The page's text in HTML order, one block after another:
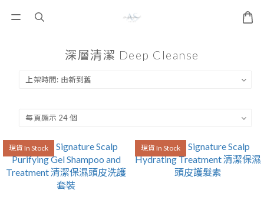
深層清潔 Deep Cleanse
現貨 In Stock 現貨 In Stock